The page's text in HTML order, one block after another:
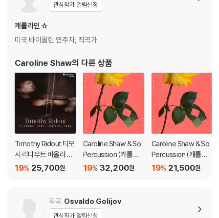
관심작가 알림신청
캐롤라인 쇼
미국 바이올린 연주자, 작곡가
Caroline Shaw의 다른 상품
Timothy Ridout 티모
시 리다우트 비올라 연
주집 - 텔레만 / 바흐 /
Britten / Shaw)
25,700원
19%
Caroline Shaw & So
Percussion (캐롤리
안 쇼 & 소 퍼커션) - R
32,200원
19%
Caroline Shaw & So
Percussion (캐롤리
안 쇼 & 소 퍼커션) - R
21,500원
19%
작곡 Osvaldo Golijov
관심작가 알림신청